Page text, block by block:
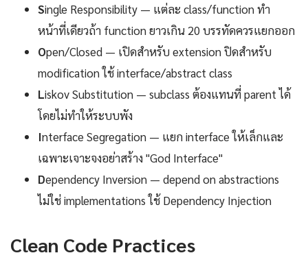
Single Responsibility — แต่ละ class/function ทำ
หน้าที่เดียวถ้า function ยาวเกิน 20 บรรทัดควรแยกออก
Open/Closed — เปิดสำหรับ extension ปิดสำหรับ
modification ใช้ interface/abstract class
Liskov Substitution — subclass ต้องแทนที่ parent ได้
โดยไม่ทำให้ระบบพัง
Interface Segregation — แยก interface ให้เล็กและ
เฉพาะเจาะจงอย่าสร้าง "God Interface"
Dependency Inversion — depend on abstractions
ไม่ใช่ implementations ใช้ Dependency Injection
Clean Code Practices